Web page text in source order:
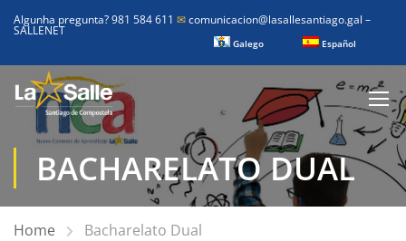
Algunha pregunta? 981 584 611 ✉comunicacion@lasallesantiago.gal –
SALLENET
Galego Español
BACHARELATO DUAL
Home Bacharelato Dual